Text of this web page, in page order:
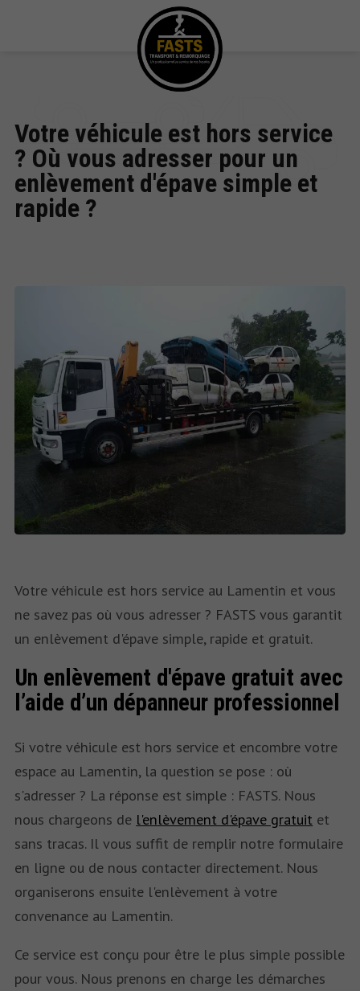
Votre véhicule est hors service
? Où vous adresser pour un
enlèvement d'épave simple et
rapide ?
Votre véhicule est hors service au Lamentin et vous
ne savez pas où vous adresser ? FASTS vous garantit
un enlèvement d'épave simple, rapide et gratuit.
Un enlèvement d'épave gratuit avec
l’aide d’un dépanneur professionnel
Si votre véhicule est hors service et encombre votre
espace au Lamentin, la question se pose : où
s'adresser ? La réponse est simple : FASTS. Nous
nous chargeons de l'enlèvement d'épave gratuit et
sans tracas. Il vous suffit de remplir notre formulaire
en ligne ou de nous contacter directement. Nous
organiserons ensuite l'enlèvement à votre
convenance au Lamentin.
Ce service est conçu pour être le plus simple possible
pour vous. Nous prenons en charge les démarches